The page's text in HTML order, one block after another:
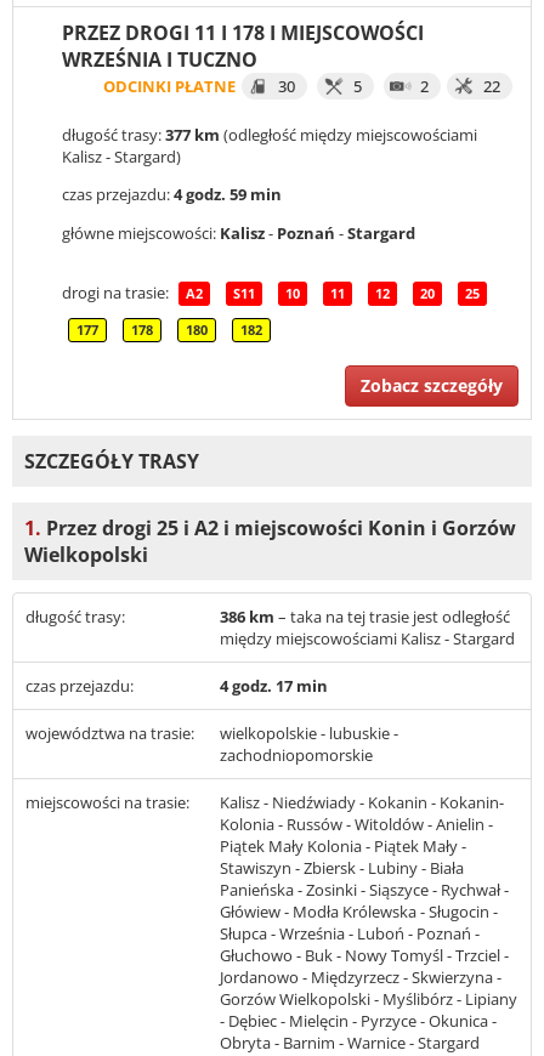
PRZEZ DROGI 11 I 178 I MIEJSCOWOŚCI
WRZEŚNIA I TUCZNO
ODCINKI PŁATNE 30 5 2 22
długość trasy:377 km (odległość między miejscowościami
Kalisz - Stargard)
czas przejazdu:4 godz. 59 min
główne miejscowości: Kalisz- Poznań -Stargard
drogi na trasie: A2 S11 10 11 12 20 25
177 178 180 182
Zobacz szczegóły
SZCZEGÓŁY TRASY
1. Przez drogi 25 i A2 i miejscowości Konin i Gorzów
Wielkopolski
długość trasy: 386 km – taka na tej trasie jest odległość
między miejscowościami Kalisz - Stargard
czas przejazdu: 4 godz. 17 min
województwa na trasie:
wielkopolskie - lubuskie -
zachodniopomorskie
miejscowości na trasie:
Kalisz - Niedźwiady - Kokanin - Kokanin-
Kolonia - Russów - Witoldów - Anielin -
Piątek Mały Kolonia - Piątek Mały -
Stawiszyn - Zbiersk - Lubiny - Biała
Panieńska - Zosinki - Siąszyce - Rychwał -
Główiew - Modła Królewska - Sługocin -
Słupca - Września - Luboń - Poznań -
Głuchowo - Buk - Nowy Tomyśl - Trzciel -
Jordanowo - Międzyrzecz - Skwierzyna -
Gorzów Wielkopolski - Myślibórz - Lipiany
- Dębiec - Mielęcin - Pyrzyce - Okunica -
Obryta - Barnim - Warnice - Stargard